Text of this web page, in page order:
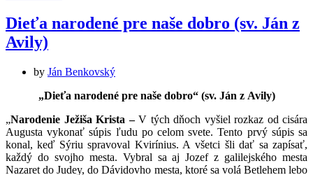
Dieťa narodené pre naše dobro (sv. Ján z
Avily)
by Ján Benkovský
„Dieťa narodené pre naše dobro“ (sv. Ján z Avily)
„Narodenie Ježiša Krista –V tých dňoch vyšiel rozkaz od cisára
Augusta vykonať súpis ľudu po celom svete. Tento prvý súpis sa
konal, keď Sýriu spravoval Kvirínius. A všetci šli dať sa zapísať,
každý do svojho mesta. Vybral sa aj Jozef z galilejského mesta
Nazaret do Judey, do Dávidovho mesta, ktoré sa volá Betlehem lebo